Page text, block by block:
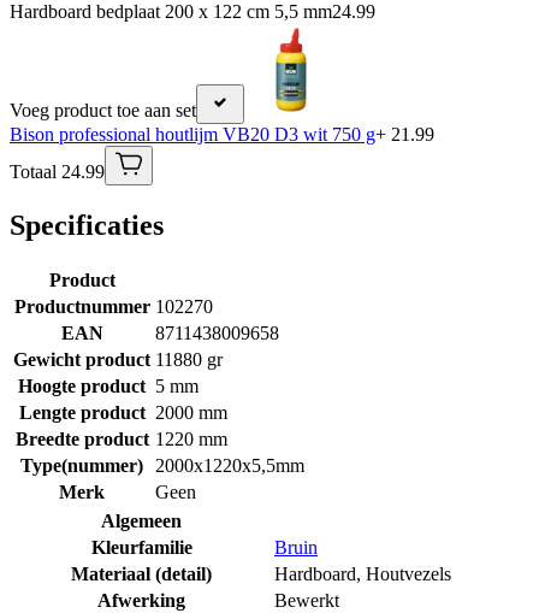
Hardboard bedplaat 200 x 122 cm 5,5 mm24.99
Voeg product toe aan set
Bison professional houtlijm VB20 D3 wit 750 g+ 21.99
Totaal 24.99
Specificaties
Product
Productnummer 102270
EAN
8711438009658
Gewicht product 11880 gr
Hoogte product 5 mm
Lengte product 2000 mm
Breedte product 1220 mm
Type(nummer)
2000x1220x5,5mm
Merk
Geen
Algemeen
Kleurfamilie
Bruin
Materiaal (detail)
Hardboard, Houtvezels
Afwerking
Bewerkt